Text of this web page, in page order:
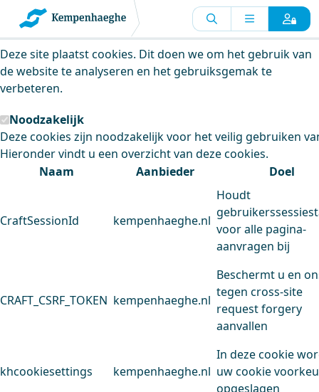
Kempenhaeghe maakt gebruik van
cookies
Deze site plaatst cookies. Dit doen we om het gebruik van
de website te analyseren en het gebruiksgemak te
verbeteren.
Noodzakelijk
Deze cookies zijn noodzakelijk voor het veilig gebruiken
Hieronder vindt u een overzicht van deze cookies.
Naam
Aanbieder Doel
CraftSessionId kempenhaeghe.nl
Houdt
voor alle pagina-
aanvragen bij
CRAFT_CSRF_TOKEN kempenhaeghe.nl
Beschermt u en
tegen cross-site
request forgery
aanvallen
khcookiesettings kempenhaeghe.nl
In deze cookie
uw cookie
opgeslagen